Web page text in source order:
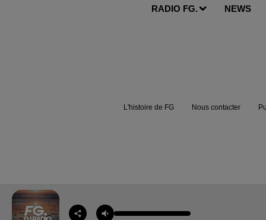
RADIO FG. NEWS
L'histoire de FG Nous contacter